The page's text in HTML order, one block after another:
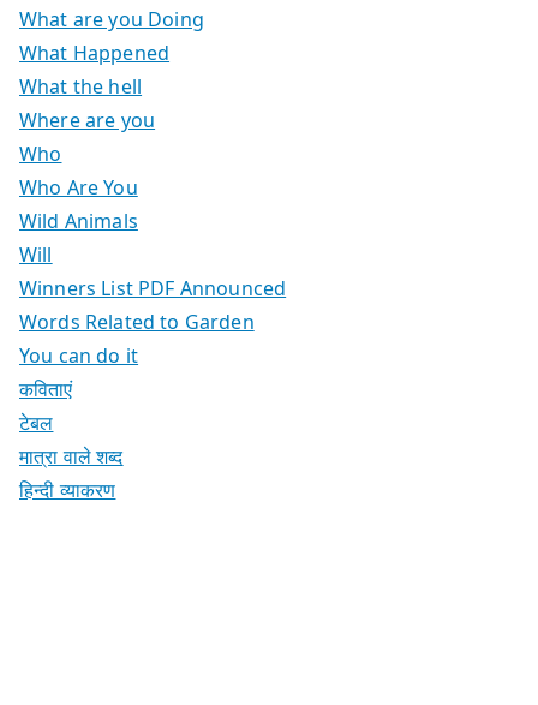
What are you Doing
What Happened
What the hell
Where are you
Who
Who Are You
Wild Animals
Will
Winners List PDF Announced
Words Related to Garden
You can do it
कविताएं
टेबल
मात्रा वाले शब्द
हिन्दी व्याकरण